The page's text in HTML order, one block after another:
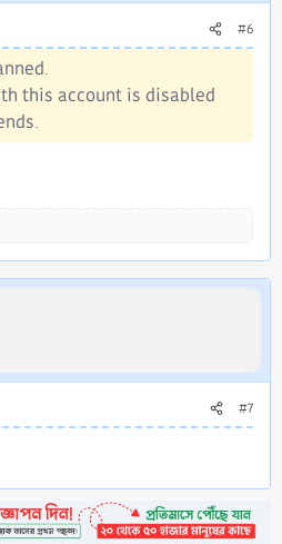
#6
this account is disabled
#7